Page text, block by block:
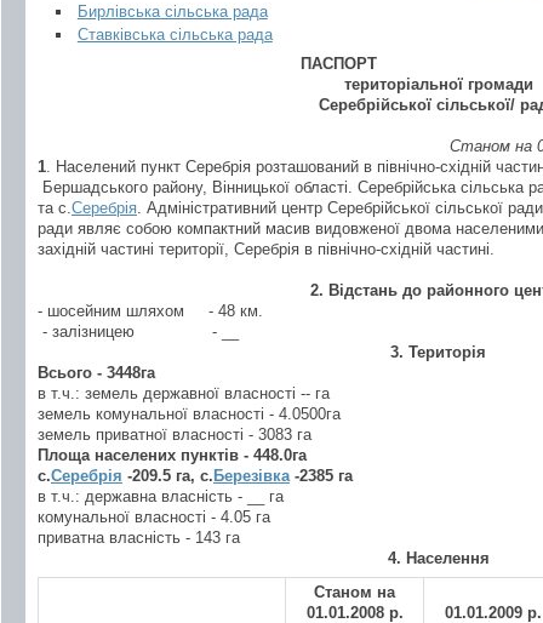
Бирлівська сільська рада
Ставківська сільська рада
ПАСПОРТ
територіальної громади
Серебрійської сільської/
Станом на
1. Населений пункт Серебрія розташований в північно-східній
Бершадського району, Вінницької області. Серебрійська
та с.Серебрія. Адміністративний центр Серебрійської сільської
ради являє собою компактний масив видовженої двома
західній частині території, Серебрія в північно-східній частині.
2. Відстань до районного
- шосейним шляхом - 48 км.
- залізницею - __
3. Територія
Всього - 3448га
в т.ч.: земель державної власності -- га
земель комунальної власності - 4.0500га
земель приватної власності - 3083 га
Площа населених пунктів - 448.0га
с.Серебрія -209.5 га, с. Березівка-2385 га
в т.ч.: державна власність - __ га
комунальної власності - 4.05 га
приватна власність - 143 га
4. Населення
Станом на
01.01.2008 р.
01.01.2009 р.